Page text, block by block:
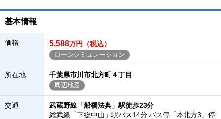
基本情報
価格 5,588万円（税込）
ローンシミュレーション
所在地 千葉県市川市北方町４丁目
周辺地図
交通
武蔵野線「船橋法典」駅徒歩23分
総武線「下総中山」駅バス14分 バス停「本北方3」停